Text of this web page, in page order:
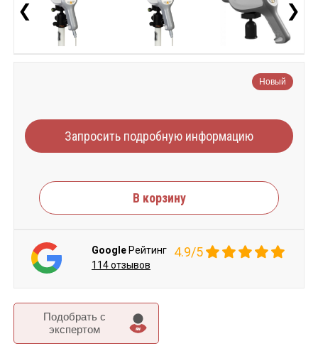
❮ ❯
Подобрать c
экспертом
Новый
Запросить подробную информацию
В корзину
Google Рейтинг 4.9/5
114 отзывов